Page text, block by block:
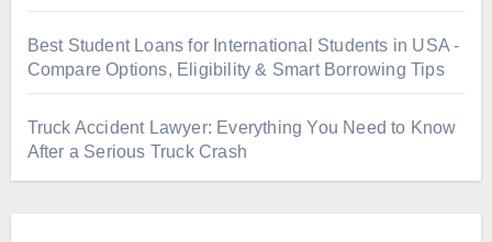
Best Student Loans for International Students in USA -
Compare Options, Eligibility & Smart Borrowing Tips
Truck Accident Lawyer: Everything You Need to Know
After a Serious Truck Crash